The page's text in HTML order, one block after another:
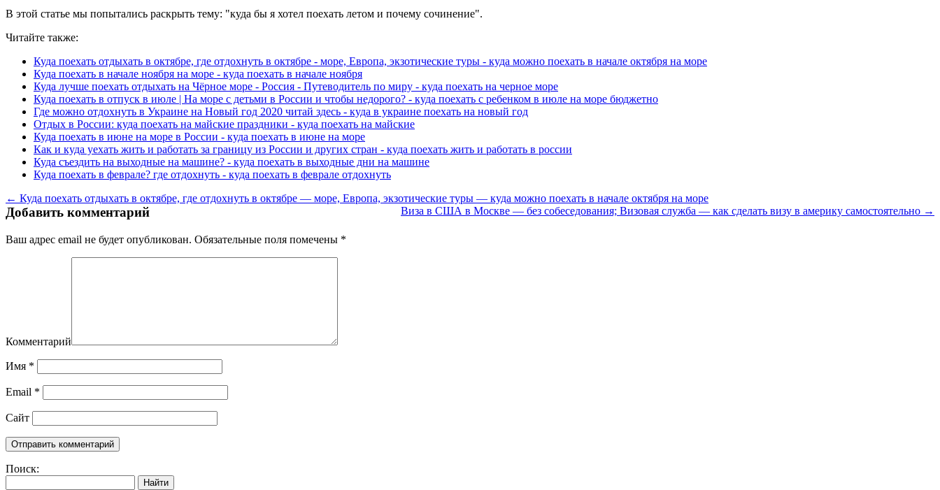
В этой статье мы попытались раскрыть тему: "куда бы я хотел поехать летом и почему сочинение".
Читайте также:
Куда поехать отдыхать в октябре, где отдохнуть в октябре - море, Европа, экзотические туры - куда можно поехать в начале октября на море
Куда поехать в начале ноября на море - куда поехать в начале ноября
Куда лучше поехать отдыхать на Чёрное море - Россия - Путеводитель по миру - куда поехать на черное море
Куда поехать в отпуск в июле | На море с детьми в России и чтобы недорого? - куда поехать с ребенком в июле на море бюджетно
Где можно отдохнуть в Украине на Новый год 2020 читай здесь - куда в украине поехать на новый год
Отдых в России: куда поехать на майские праздники - куда поехать на майские
Куда поехать в июне на море в России - куда поехать в июне на море
Как и куда уехать жить и работать за границу из России и других стран - куда поехать жить и работать в россии
Куда съездить на выходные на машине? - куда поехать в выходные дни на машине
Куда поехать в феврале? где отдохнуть - куда поехать в феврале отдохнуть
← Куда поехать отдыхать в октябре, где отдохнуть в октябре — море, Европа, экзотические туры — куда можно поехать в начале октября на море
Виза в США в Москве — без собеседования; Визовая служба — как сделать визу в америку самостоятельно →
Добавить комментарий
Ваш адрес email не будет опубликован. Обязательные поля помечены *
Комментарий
Имя *
Email *
Сайт
Поиск:
Найти